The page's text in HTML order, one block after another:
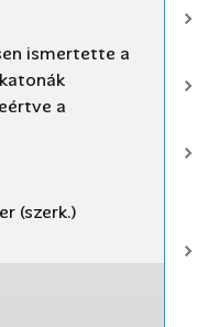
ismertette a
a
(szerk.)